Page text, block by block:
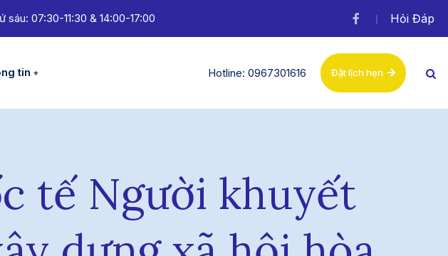
sáu: 07:30-11:30 & 14:00-17:00 Hỏi Đáp
tin Hotline: 0967301616 Đặt lịch hẹn
tế Người khuyết